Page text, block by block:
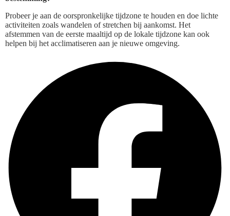
Probeer je aan de oorspronkelijke tijdzone te houden en doe lichte
activiteiten zoals wandelen of stretchen bij aankomst. Het
afstemmen van de eerste maaltijd op de lokale tijdzone kan ook
helpen bij het acclimatiseren aan je nieuwe omgeving.